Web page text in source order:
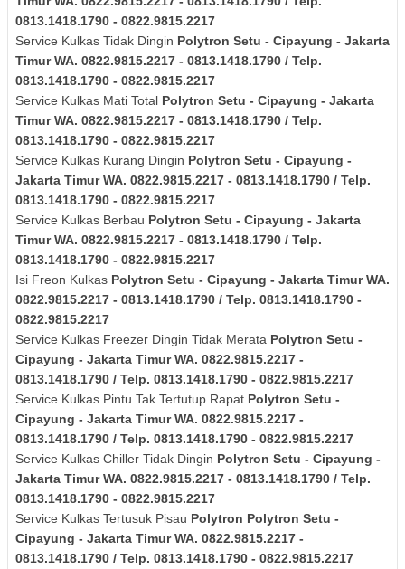
0813.1418.1790 - 0822.9815.2217
Service Kulkas Tidak Dingin Polytron Setu - Cipayung - Jakarta
TimurWA. 0822.9815.2217 - 0813.1418.1790 / Telp.
0813.1418.1790 - 0822.9815.2217
Service Kulkas Mati Total Polytron Setu - Cipayung - Jakarta
TimurWA. 0822.9815.2217 - 0813.1418.1790 / Telp.
0813.1418.1790 - 0822.9815.2217
Service Kulkas Kurang Dingin Polytron Setu - Cipayung -
Jakarta TimurWA. 0822.9815.2217 - 0813.1418.1790 / Telp.
0813.1418.1790 - 0822.9815.2217
Service Kulkas Berbau Polytron Setu - Cipayung - Jakarta
TimurWA. 0822.9815.2217 - 0813.1418.1790 / Telp.
0813.1418.1790 - 0822.9815.2217
Isi Freon Kulkas Polytron Setu - Cipayung - Jakarta TimurWA.
0822.9815.2217 - 0813.1418.1790 / Telp. 0813.1418.1790 -
0822.9815.2217
Service Kulkas Freezer Dingin Tidak Merata Polytron Setu -
Cipayung - Jakarta TimurWA. 0822.9815.2217 -
0813.1418.1790 / Telp. 0813.1418.1790 - 0822.9815.2217
Service Kulkas Pintu Tak Tertutup Rapat Polytron Setu -
Cipayung - Jakarta TimurWA. 0822.9815.2217 -
0813.1418.1790 / Telp. 0813.1418.1790 - 0822.9815.2217
Service Kulkas Chiller Tidak Dingin Polytron Setu - Cipayung -
Jakarta TimurWA. 0822.9815.2217 - 0813.1418.1790 / Telp.
0813.1418.1790 - 0822.9815.2217
Service Kulkas Tertusuk Pisau Polytron Polytron Setu -
Cipayung - Jakarta TimurWA. 0822.9815.2217 -
0813.1418.1790 / Telp. 0813.1418.1790 - 0822.9815.2217